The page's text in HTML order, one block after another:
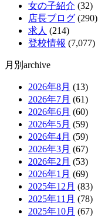
女の子紹介 (32)
店長ブログ (290)
求人 (214)
登校情報 (7,077)
月別archive
2026年8月 (13)
2026年7月 (61)
2026年6月 (60)
2026年5月 (59)
2026年4月 (59)
2026年3月 (67)
2026年2月 (53)
2026年1月 (69)
2025年12月 (83)
2025年11月 (78)
2025年10月 (67)